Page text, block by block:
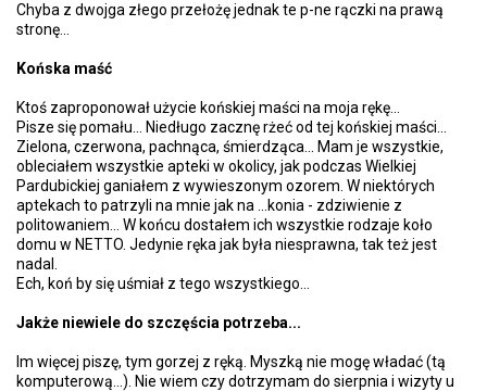
Chyba z dwojga złego przełożę jednak te p-ne rączki na prawą
stronę...
Końska maść
Ktoś zaproponował użycie końskiej maści na moja rękę...
Pisze się pomału... Niedługo zacznę rżeć od tej końskiej maści...
Zielona, czerwona, pachnąca, śmierdząca... Mam je wszystkie,
obleciałem wszystkie apteki w okolicy, jak podczas Wielkiej
Pardubickiej ganiałem z wywieszonym ozorem. W niektórych
aptekach to patrzyli na mnie jak na ...konia - zdziwienie z
politowaniem... W końcu dostałem ich wszystkie rodzaje koło
domu w NETTO. Jedynie ręka jak była niesprawna, tak też jest
nadal.
Ech, koń by się uśmiał z tego wszystkiego...
Jakże niewiele do szczęścia potrzeba...
Im więcej piszę, tym gorzej z ręką. Myszką nie mogę władać (tą
komputerową...). Nie wiem czy dotrzymam do sierpnia i wizyty u